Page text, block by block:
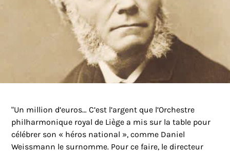
"Un million d’euros… C’est l’argent que l’Orchestre
philharmonique royal de Liège a mis sur la table pour
célébrer son « héros national », comme Daniel
Weissmann le surnomme. Pour ce faire, le directeur